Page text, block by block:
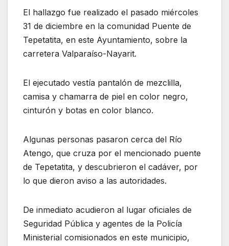
El hallazgo fue realizado el pasado miércoles
31 de diciembre en la comunidad Puente de
Tepetatita, en este Ayuntamiento, sobre la
carretera Valparaíso-Nayarit.
El ejecutado vestía pantalón de mezclilla,
camisa y chamarra de piel en color negro,
cinturón y botas en color blanco.
Algunas personas pasaron cerca del Río
Atengo, que cruza por el mencionado puente
de Tepetatita, y descubrieron el cadáver, por
lo que dieron aviso a las autoridades.
De inmediato acudieron al lugar oficiales de
Seguridad Pública y agentes de la Policía
Ministerial comisionados en este municipio,